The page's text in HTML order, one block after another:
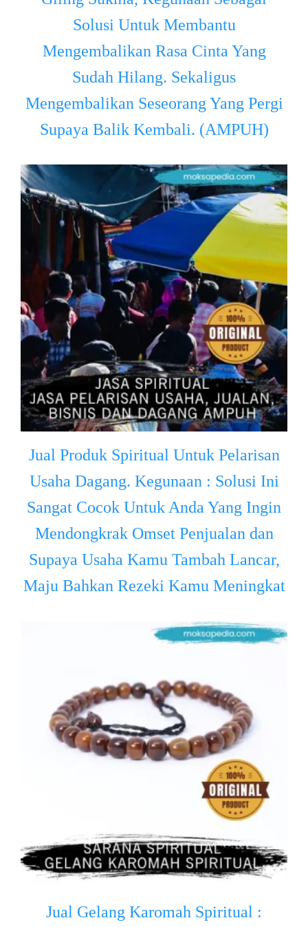
Solusi Untuk Membantu
Mengembalikan Rasa Cinta Yang
Sudah Hilang. Sekaligus
Mengembalikan Seseorang Yang Pergi
Supaya Balik Kembali. (AMPUH)
Jual Produk Spiritual Untuk Pelarisan
Usaha Dagang. Kegunaan : Solusi Ini
Sangat Cocok Untuk Anda Yang Ingin
Mendongkrak Omset Penjualan dan
Supaya Usaha Kamu Tambah Lancar,
Maju Bahkan Rezeki Kamu Meningkat
Jual Gelang Karomah Spiritual :